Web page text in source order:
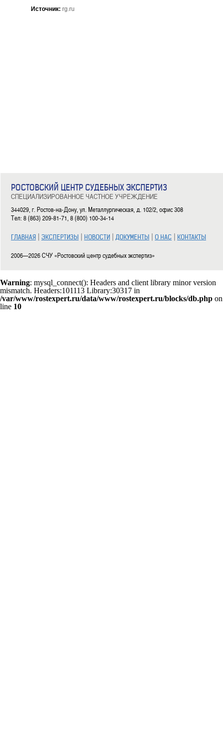
Источник: rg.ru
РОСТОВСКИЙ ЦЕНТР СУДЕБНЫХ ЭКСПЕРТИЗ
СПЕЦИАЛИЗИРОВАННОЕ ЧАСТНОЕ УЧРЕЖДЕНИЕ
344029, г. Ростов-на-Дону, ул. Металлургическая, д. 102/2, офис 308
Тел: 8 (863) 209-81-71, 8 (800) 100-34-14
ГЛАВНАЯ | ЭКСПЕРТИЗЫ | НОВОСТИ | ДОКУМЕНТЫ | О НАС | КОНТАКТЫ
2006—2026 СЧУ «Ростовский центр судебных экспертиз»
Warning: mysql_connect(): Headers and client library minor version
mismatch. Headers:101113 Library:30317 in
/var/www/rostexpert.ru/data/www/rostexpert.ru/blocks/db.php on
line 10